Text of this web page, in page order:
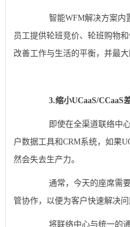
智能WFM解决方案内
员工提供轮班竞价、轮班购物
改善工作与生活的平衡，并最大
3.缩小UCaaS/CCaaS
即使在全渠道联络中心
户数据工具和CRM系统，如果
然会失去生产力。
通常，今天的座席需要
管协作，以便为客户快速解决问
将联络中心与统一的通